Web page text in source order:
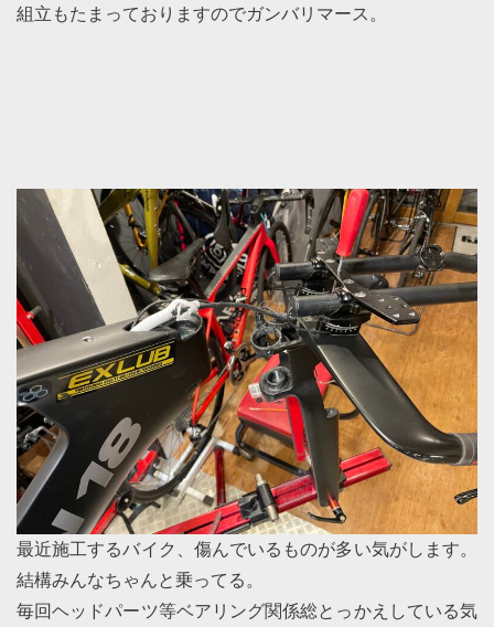
組立もたまっておりますのでガンバリマース。
最近施工するバイク、傷んでいるものが多い気がします。
結構みんなちゃんと乗ってる。
毎回ヘッドパーツ等ベアリング関係総とっかえしている気